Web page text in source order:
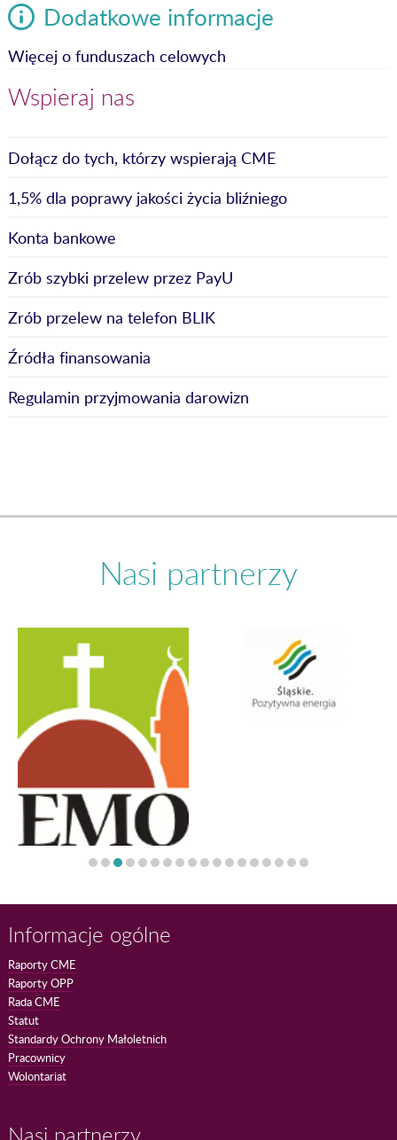
Dodatkowe informacje
Więcej o funduszach celowych
Wspieraj nas
Dołącz do tych, którzy wspierają CME
1,5% dla poprawy jakości życia bliźniego
Konta bankowe
Zrób szybki przelew przez PayU
Zrób przelew na telefon BLIK
Źródła finansowania
Regulamin przyjmowania darowizn
Nasi partnerzy
Informacje ogólne
Raporty CME
Raporty OPP
Rada CME
Statut
Standardy Ochrony Małoletnich
Pracownicy
Wolontariat